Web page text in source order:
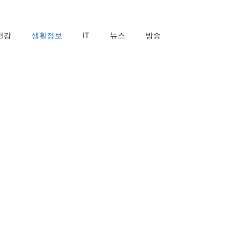
강 생활정보 IT 뉴스 방송